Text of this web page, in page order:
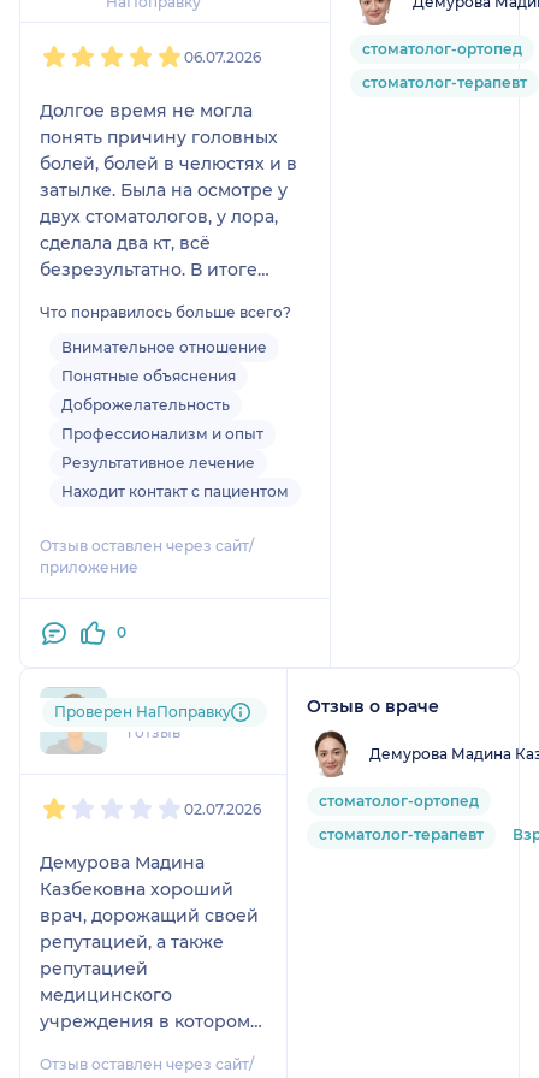
06.07.2026
Долгое время не могла
понять причину головных
болей, болей в челюстях и в
затылке. Была на осмотре у
двух стоматологов, у лора,
сделала два кт, всё
безрезультатно. В итоге
данному врачу, чтобы просто
посмотрели кт. В итоге
Мадина К. сразу нашла
причину болей: пульпит.
Благополучно пролечила и
боли сразу прошли.
отношение ко мне. С зубами
теперь только к ней.
Что понравилось больше всего?
Внимательное отношение
Понятные объяснения
Доброжелательность
Профессионализм и опыт
Результативное лечение
Находит контакт с пациентом
Отзыв оставлен через сайт/
приложение
0
стоматолог-ортопед
стоматолог-терапевт
hua....@....com
1 отзыв
Проверен НаПоправку
02.07.2026
Демурова Мадина
Казбековна хороший
врач, дорожащий своей
репутацией, а также
репутацией
медицинского
учреждения в котором
Отзыв оставлен через сайт/
Отзыв о враче
Демурова Мадина
стоматолог-ортопед
стоматолог-терапевт